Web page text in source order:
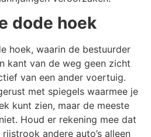
dode hoek
hoek, waarin de bestuurder
kant van de weg geen zicht
van een ander voertuig.
met spiegels waarmee je
kunt zien, maar de meeste
Houd er rekening mee dat
andere auto’s alleen